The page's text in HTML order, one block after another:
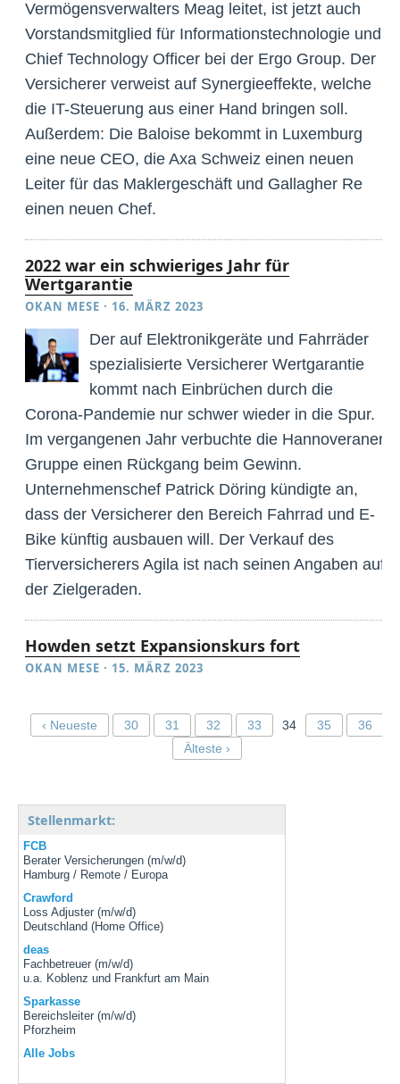
Vermögensverwalters Meag leitet, ist jetzt auch
Vorstandsmitglied für Informationstechnologie und
Chief Technology Officer bei der Ergo Group. Der
Versicherer verweist auf Synergieeffekte, welche
die IT-Steuerung aus einer Hand bringen soll.
Außerdem: Die Baloise bekommt in Luxemburg
eine neue CEO, die Axa Schweiz einen neuen
Leiter für das Maklergeschäft und Gallagher Re
einen neuen Chef.
2022 war ein schwieriges Jahr für
Wertgarantie
OKAN MESE · 16. MÄRZ 2023
Der auf Elektronikgeräte und Fahrräder
spezialisierte Versicherer Wertgarantie
kommt nach Einbrüchen durch die
Corona-Pandemie nur schwer wieder in die Spur.
Im vergangenen Jahr verbuchte die Hannoveraner
Gruppe einen Rückgang beim Gewinn.
Unternehmenschef Patrick Döring kündigte an,
dass der Versicherer den Bereich Fahrrad und E-
Bike künftig ausbauen will. Der Verkauf des
Tierversicherers Agila ist nach seinen Angaben auf
der Zielgeraden.
Howden setzt Expansionskurs fort
OKAN MESE · 15. MÄRZ 2023
‹ Neueste 30 31 32 33 34 35
36
Älteste ›
Stellenmarkt:
FCB
Berater Versicherungen (m/w/d)
Hamburg / Remote / Europa
Crawford
Loss Adjuster (m/w/d)
Deutschland (Home Office)
deas
Fachbetreuer (m/w/d)
u.a. Koblenz und Frankfurt am Main
Sparkasse
Bereichsleiter (m/w/d)
Pforzheim
Alle Jobs